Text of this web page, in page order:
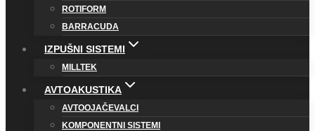
ROTIFORM
BARRACUDA
IZPUŠNI SISTEMI
MILLTEK
AVTOAKUSTIKA
AVTOOJAČEVALCI
KOMPONENTNI SISTEMI